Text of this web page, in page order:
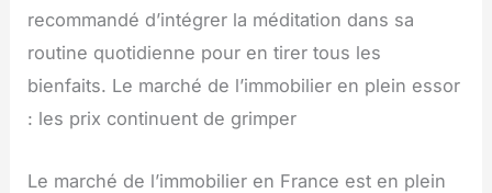
recommandé d’intégrer la méditation dans sa
routine quotidienne pour en tirer tous les
bienfaits. Le marché de l’immobilier en plein essor
: les prix continuent de grimper
Le marché de l’immobilier en France est en plein